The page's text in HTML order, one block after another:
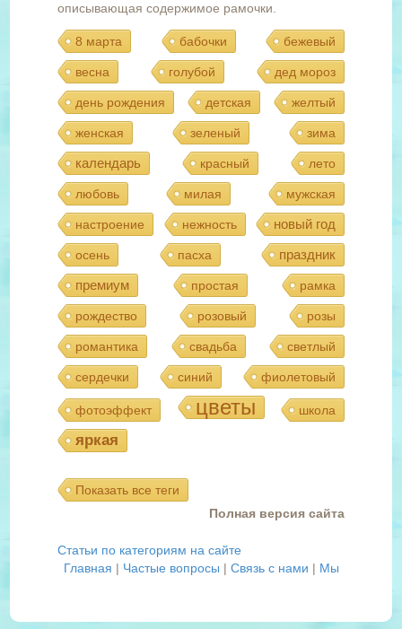
описывающая содержимое рамочки.
8 марта бабочки бежевый
весна голубой дед мороз
день рождения детская желтый
женская зеленый зима
календарь красный лето
любовь милая мужская
настроение нежность новый год
осень пасха
праздник
премиум
простая рамка
рождество розовый розы
романтика свадьба светлый
сердечки синий фиолетовый
фотоэффект цветы школа
яркая
Показать все теги
Полная версия сайта
Статьи по категориям на сайте
Главная | Частые вопросы | Связь с нами | Мы